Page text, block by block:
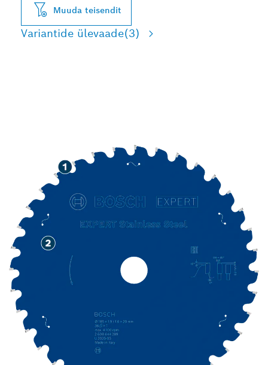
Muuda teisendit
Variantide ülevaade(3)